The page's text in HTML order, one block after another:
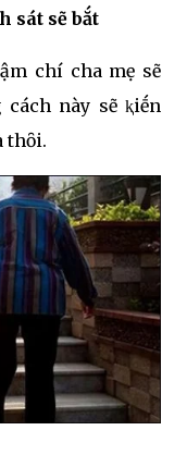
sát sẽ bắt
chí cha mẹ sẽ
này sẽ ⱪiḗn
thȏi.